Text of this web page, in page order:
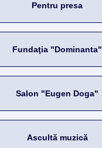
Pentru presa
Fundaţia "Dominanta"
Salon "Eugen Doga"
Ascultă muzică